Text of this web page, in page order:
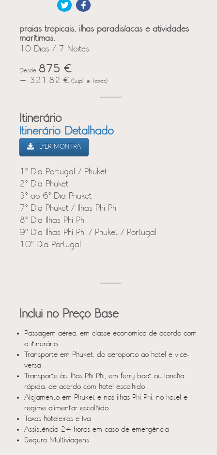
praias tropicais, ilhas paradisíacas e atividades
marítimas.
10 Dias / 7 Noites
Desde 875 €
+ 321.82 € (Supl. e Taxas)
Itinerário
Itinerário Detalhado
FLYER MONTRA
1º Dia Portugal / Phuket
2º Dia Phuket
3º ao 6º Dia Phuket
7º Dia Phuket / Ilhas Phi Phi
8º Dia Ilhas Phi Phi
9º Dia Ilhas Phi Phi / Phuket / Portugal
10º Dia Portugal
Inclui no Preço Base
Passagem aérea, em classe económica de acordo com
o itinerário
Transporte em Phuket, do aeroporto ao hotel e vice-
versa
Transporte às Ilhas Phi Phi, em ferry boat ou lancha
rápida, de acordo com hotel escolhido
Alojamento em Phuket e nas ilhas Phi Phi, no hotel e
regime alimentar escolhido
Taxas hoteleiras e Iva
Assistência 24 horas em caso de emergência
Seguro Multiviagens